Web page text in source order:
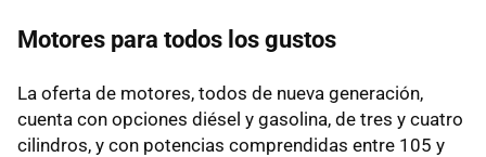
Motores para todos los gustos
La oferta de motores, todos de nueva generación,
cuenta con opciones diésel y gasolina, de tres y cuatro
cilindros, y con potencias comprendidas entre 105 y